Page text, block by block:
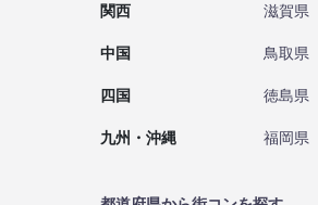
関西 滋賀県
中国 鳥取県
四国 徳島県
九州・沖縄 福岡県